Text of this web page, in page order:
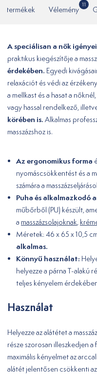
termékek Vélemény
11
A speciálisan a nők
praktikus kiegészítője a
érdekében. Egyedi
relaxációt és védi az
a mellkast és a hasat a
vagy hassal rendelkező,
körében is. Alkalmas
masszázshoz is.
Az ergonomikus forma
nyomáscsökkentést és a
számára a
Puha és alkalmazkodó
műbőrből (PU) készült,
a masszázsolajoknak
Méretek: 46 x 65 x 10,5
alkalmas.
Könnyű használat:
helyezze a párna T-alakú
teljes kényelem
Használat
Helyezze az alátétet a
része szorosan illeszkedjen
maximális kényelmet az
alátét jelentősen csökkenti